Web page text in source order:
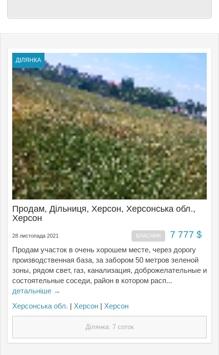
ДІЛЯНКА
Продам, Дільниця, Херсон, Херсонська обл.,
Херсон
28 листопада 2021 ВЛАСНИК 7 777 $
Продам участок в очень хорошем месте, через дорогу
производственная база, за забором 50 метров зеленой
зоны, рядом свет, газ, канализация, доброжелательные и
состоятельные соседи, район в котором расп...
детальніше →
Херсонська обл. | Херсон | Херсон
Ділянка: 7 соток